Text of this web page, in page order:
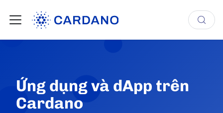
Ứng dụng và dApp trên
Cardano